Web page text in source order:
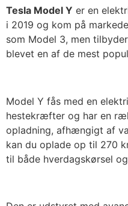
Tesla Model Y er en
i 2019 og kom på
som Model 3, men
blevet en af de mest
Model Y fås med en
hestekræfter og har en
opladning, afhængigt af
kan du oplade op til 270
til både hverdagskørsel